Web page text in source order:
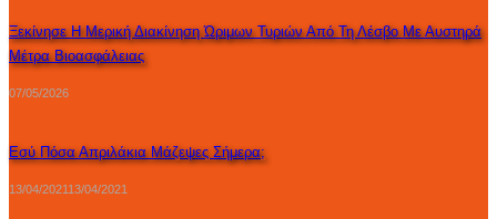
Ξεκίνησε Η Μερική Διακίνηση Ώριμων Τυριών Από Τη Λέσβο Με Αυστηρά
Μέτρα Βιοασφάλειας
07/05/2026
Εσύ Πόσα Απριλάκια Μάζεψες Σήμερα;
13/04/202113/04/2021